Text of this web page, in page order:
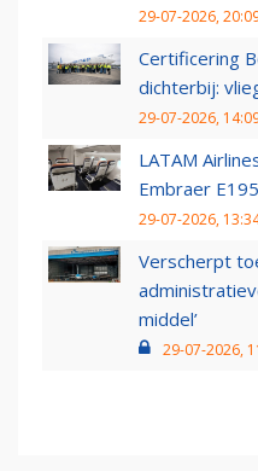
29-07-2026,
Certificering
dichterbij:
29-07-2026,
LATAM
Embraer
29-07-2026,
Verscherpt
middel’
29-07-2026,